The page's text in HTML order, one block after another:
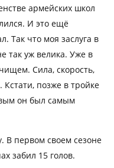
армейских школ
И это ещё
Так что моя заслуга в
так уж велика. Уже в
Сила, скорость,
позже в тройке
он был самым
В первом своем сезоне
забил 15 голов.